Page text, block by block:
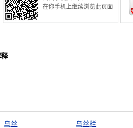
在你手机上继续浏览此页面
乌丝
乌丝栏